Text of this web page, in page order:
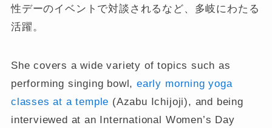
性デーのイベントで対談されるなど、多岐にわたる
活躍。
She covers a wide variety of topics such as
performing singing bowl,early morning yoga
classes at a temple (Azabu Ichijoji), and being
interviewed at an International Women’s Day